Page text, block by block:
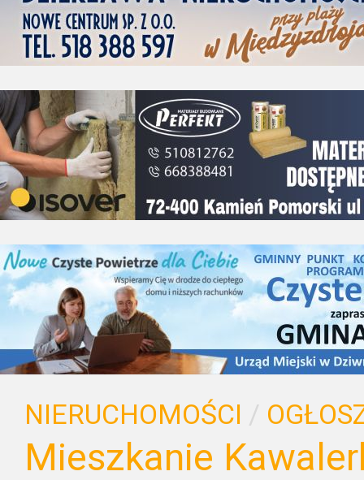
NIERUCHOMOŚCI /
Mieszkanie